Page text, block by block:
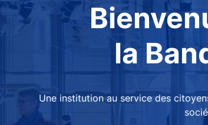
la
Une institution au service des